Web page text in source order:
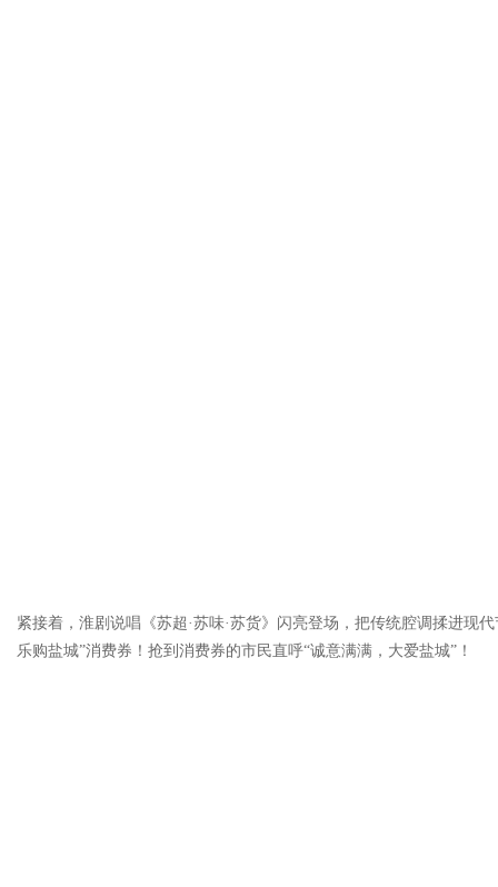
紧接着，淮剧说唱《苏超·苏味·苏货》闪亮登场，把传统腔调揉进现
乐购盐城”消费券！抢到消费券的市民直呼“诚意满满，大爱盐城”！